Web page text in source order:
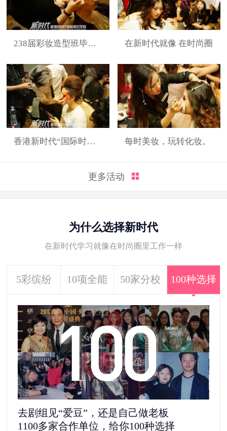
238届彩妆造型班毕业展 在新时代就像 在时尚圈
香港新时代“国际时装周”展演造型 每时美妆，玩转化妆。
更多活动
为什么选择新时代
在新时代学习就像在时尚圈里工作一样
5彩缤纷 10项全能 50家分校 100种选择
去剧组见“爱豆”，还是自己做老板
1100多家合作单位，给你100种选择